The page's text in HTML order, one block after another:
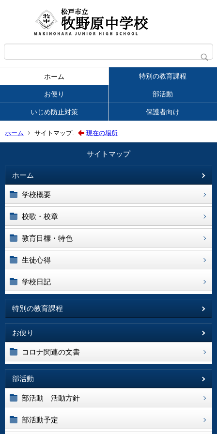
ホーム 特別の教育課程
お便り 部活動
いじめ防止対策 保護者向け
ホーム サイトマップ: 現在の場所
サイトマップ
ホーム
学校概要
校歌・校章
教育目標・特色
生徒心得
学校日記
特別の教育課程
お便り
コロナ関連の文書
部活動
部活動 活動方針
部活動予定